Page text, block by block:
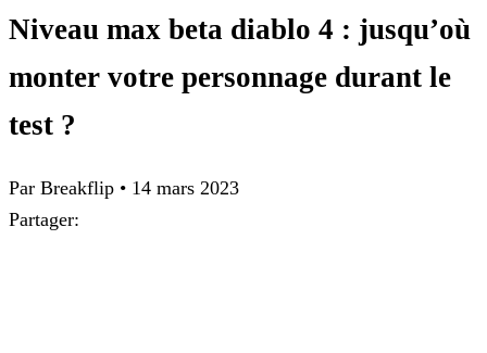
Niveau max beta diablo 4 : jusqu’où
monter votre personnage durant le
test ?
Par Breakflip • 14 mars 2023
Partager: